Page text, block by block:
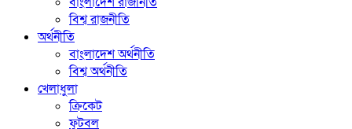
বিশ্ব রাজনীতি
অর্থনীতি
বাংলাদেশ অর্থনীতি
বিশ্ব অর্থনীতি
খেলাধুলা
ক্রিকেট
ফুটবল